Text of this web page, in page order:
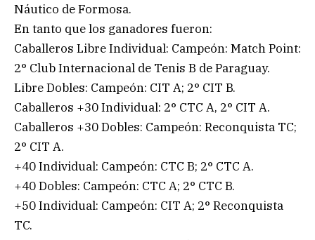
Náutico de Formosa.
En tanto que los ganadores fueron:
Caballeros Libre Individual: Campeón: Match Point:
2° Club Internacional de Tenis B de Paraguay.
Libre Dobles: Campeón: CIT A; 2° CIT B.
Caballeros +30 Individual: 2° CTC A, 2° CIT A.
Caballeros +30 Dobles: Campeón: Reconquista TC;
2° CIT A.
+40 Individual: Campeón: CTC B; 2° CTC A.
+40 Dobles: Campeón: CTC A; 2° CTC B.
+50 Individual: Campeón: CIT A; 2° Reconquista
TC.